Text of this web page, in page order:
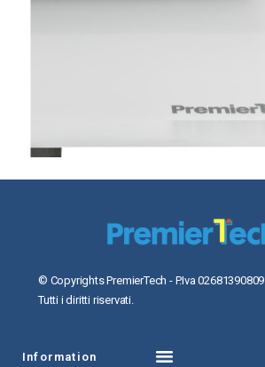
© Copyrights PremierTech - P.Iva 02681390809
Tutti i diritti riservati.
Information